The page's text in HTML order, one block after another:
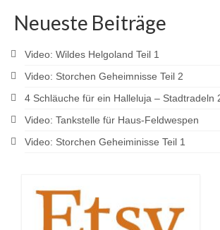
Neueste Beiträge
Video: Wildes Helgoland Teil 1
Video: Storchen Geheimnisse Teil 2
4 Schläuche für ein Halleluja – Stadtradeln
Video: Tankstelle für Haus-Feldwespen
Video: Storchen Geheiminisse Teil 1